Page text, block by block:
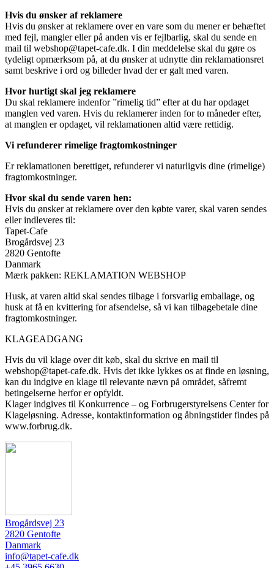
Hvis du ønsker af reklamere
Hvis du ønsker at reklamere over en vare som du mener er behæftet
med fejl, mangler eller på anden vis er fejlbarlig, skal du sende en
mail til webshop@tapet-cafe.dk. I din meddelelse skal du gøre os
tydeligt opmærksom på, at du ønsker at udnytte din reklamationsret
samt beskrive i ord og billeder hvad der er galt med varen.
Hvor hurtigt skal jeg reklamere
Du skal reklamere indenfor ”rimelig tid” efter at du har opdaget
manglen ved varen. Hvis du reklamerer inden for to måneder efter,
at manglen er opdaget, vil reklamationen altid være rettidig.
Vi refunderer rimelige fragtomkostninger
Er reklamationen berettiget, refunderer vi naturligvis dine (rimelige)
fragtomkostninger.
Hvor skal du sende varen hen:
Hvis du ønsker at reklamere over den købte varer, skal varen sendes
eller indleveres til:
Tapet-Cafe
Brogårdsvej 23
2820 Gentofte
Danmark
Mærk pakken: REKLAMATION WEBSHOP
Husk, at varen altid skal sendes tilbage i forsvarlig emballage, og
husk at få en kvittering for afsendelse, så vi kan tilbagebetale dine
fragtomkostninger.
KLAGEADGANG
Hvis du vil klage over dit køb, skal du skrive en mail til
webshop@tapet-cafe.dk. Hvis det ikke lykkes os at finde en løsning,
kan du indgive en klage til relevante nævn på området, såfremt
betingelserne herfor er opfyldt.
Klager indgives til Konkurrence – og Forbrugerstyrelsens Center for
Klageløsning. Adresse, kontaktinformation og åbningstider findes på
www.forbrug.dk.
Brogårdsvej 23
2820 Gentofte
Danmark
info@tapet-cafe.dk